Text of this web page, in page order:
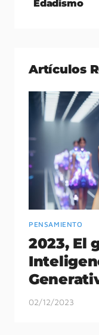
Edadismo
Artículos
PENSAMIENTO
2023, El
02/12/2023